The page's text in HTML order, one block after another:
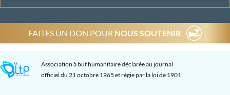
FAITES UN DON POUR NOUS SOUTENIR
Association à but humanitaire déclarée au journal
officiel du 21 octobre 1965 et régie par la loi de 1901